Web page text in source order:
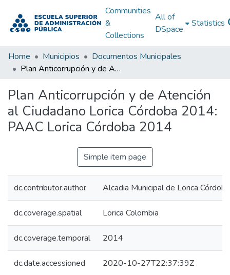
Communities
&
Collections
All of
DSpace
Statistics
Home Municipios
Documentos Municipales
Plan Anticorrupción y de Atención al Ciudadano Lorica Córdoba 2014: PAAC Lorica Córdoba 2014
Plan Anticorrupción y de Atención
al Ciudadano Lorica Córdoba 2014:
PAAC Lorica Córdoba 2014
Simple item page
dc.contributor.author Alcadia Municipal de Lorica Córdoba
dc.coverage.spatial Lorica Colombia
dc.coverage.temporal 2014
dc.date.accessioned 2020-10-27T22:37:39Z